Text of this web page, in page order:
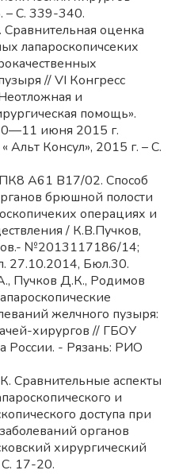
– С. 339-340.
оценка
лапароскопичсеких
// VI Конгресс
и
помощь».
июня 2015 г.
Альт Консул», 2015 г. – С.
А61 В17/02. Способ
брюшной полости
операциях и
/ К.В.Пучков,
№2013117186/14;
27.10.2014, Бюл.30.
Пучков Д.К., Родимов
желчного пузыря:
хирургов // ГБОУ
- Рязань: РИО
Сравнительные аспекты
и
доступа при
органов
хирургический
17-20.